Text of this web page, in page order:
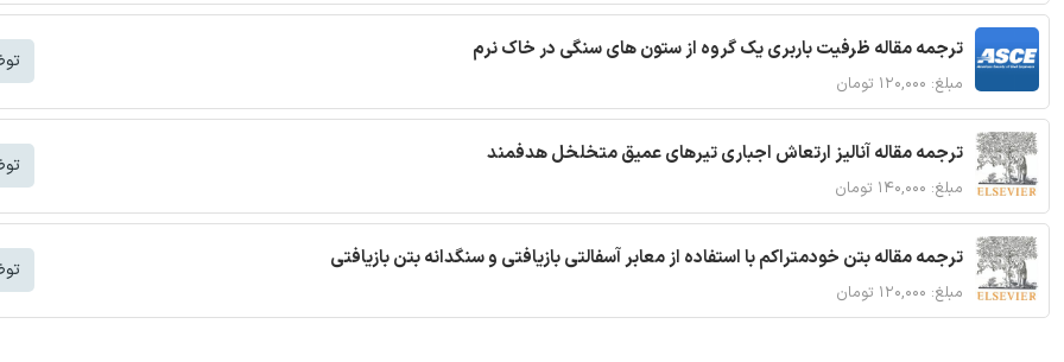
ترجمه مقاله ظرفیت باربری یک گروه از ستون های سنگی در خاک نرم
مبلغ: ۱۲۰,۰۰۰ تومان
ترجمه مقاله آنالیز ارتعاش اجباری تیرهای عمیق متخلخل هدفمند
مبلغ: ۱۴۰,۰۰۰ تومان
ترجمه مقاله بتن خودمتراکم با استفاده از معابر آسفالتی بازیافتی و سنگدانه بتن بازیافتی
مبلغ: ۱۲۰,۰۰۰ تومان